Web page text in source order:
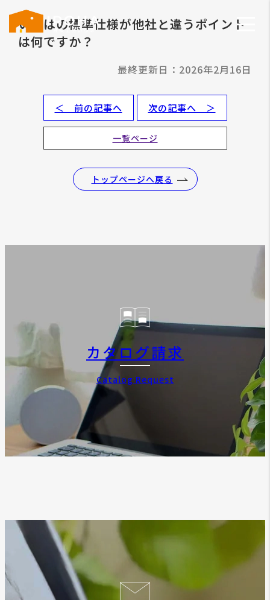
いろはの標準仕様が他社と違うポイント
は何ですか？
最終更新日：2026年2月16日
＜ 前の記事へ 次の記事へ ＞
一覧ページ
トップページへ戻る
カタログ請求
Catalog Request